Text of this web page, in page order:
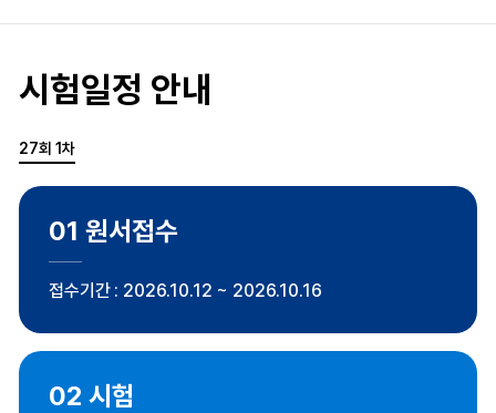
시험일정 안내
27회 1차
01 원서접수
접수기간 2026.10.12 ~ 2026.10.16
02 시험